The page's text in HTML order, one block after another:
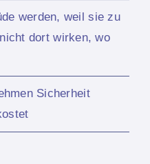
werden, weil sie zu
dort wirken, wo
Sicherheit